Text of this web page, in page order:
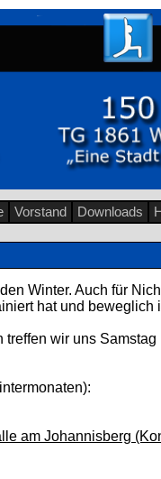
Vorstand Downloads
Winter. Auch für
hat und beweglich
treffen wir uns
am Johannisberg